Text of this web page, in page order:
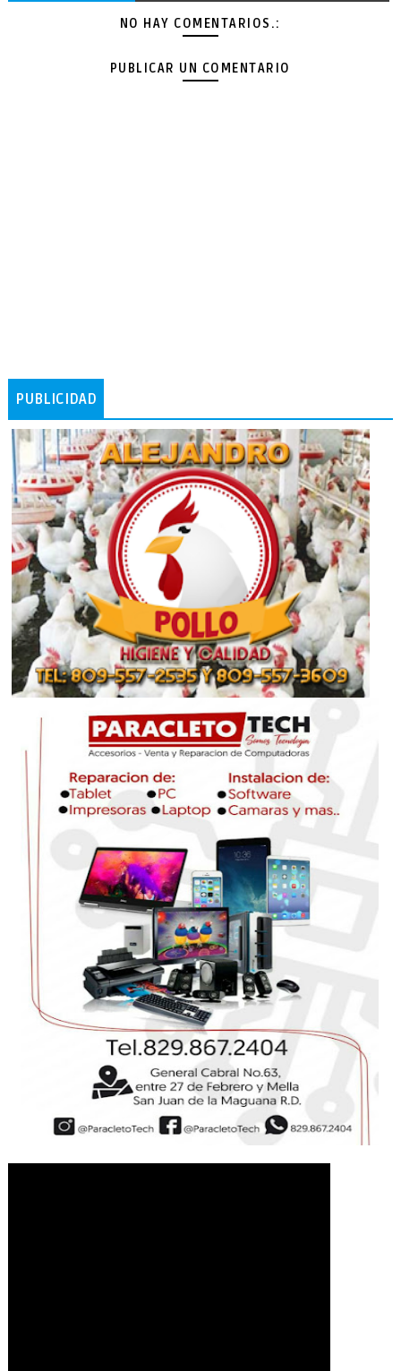
NO HAY COMENTARIOS.:
PUBLICAR UN COMENTARIO
PUBLICIDAD